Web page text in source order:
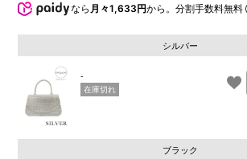
なら 月々1,633円から。分割手数料無料
シルバー
-
在庫切れ
ブラック